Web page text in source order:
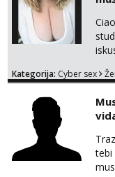
ili
Kategorija: Cyber sex
tebi